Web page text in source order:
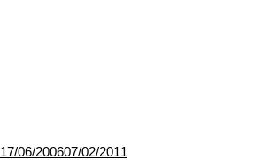
Udgivet
17/06/200607/02/2011